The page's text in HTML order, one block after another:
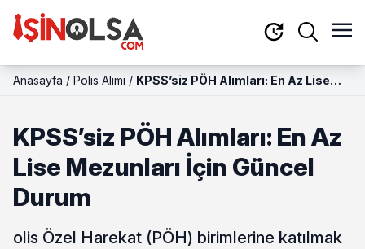
Anasayfa / Polis Alımı / KPSS’siz PÖH Alımları: En Az Lise
KPSS’siz PÖH Alımları: En Az
Lise Mezunları İçin Güncel
Durum
olis Özel Harekat (PÖH) birimlerine katılmak